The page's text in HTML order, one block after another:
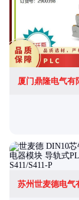
厦门鼎隆电气有
苏州世麦德电气